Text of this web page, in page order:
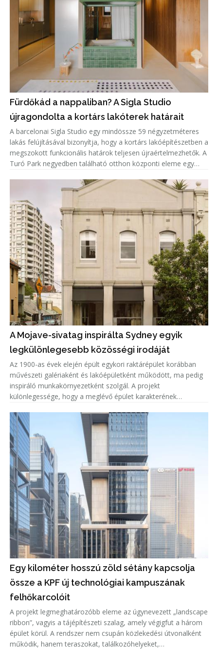
Fürdőkád a nappaliban? A Sigla Studio
újragondolta a kortárs lakóterek határait
A barcelonai Sigla Studio egy mindössze 59 négyzetméteres
lakás felújításával bizonyítja, hogy a kortárs lakóépítészetben a
megszokott funkcionális határok teljesen újraértelmezhetők. A
Turó Park negyedben található otthon központi eleme egy
A Mojave-sivatag inspirálta Sydney egyik
legkülönlegesebb közösségi irodáját
Az 1900-as évek elején épült egykori raktárépület korábban
művészeti galériaként és lakóépületként működött, ma pedig
inspiráló munkakörnyezetként szolgál. A projekt
különlegessége, hogy a meglévő épület karakterének
Mojave-sivatag színe
Egy kilométer hosszú zöld sétány kapcsolja
össze a KPF új technológiai kampuszának
felhőkarcolóit
A projekt legmeghatározóbb eleme az úgynevezett „landscape
ribbon”, vagyis a tájépítészeti szalag, amely végigfut a három
épület körül. A rendszer nem csupán közlekedési útvonalként
működik, hanem teraszokat, találkozóhelyeket,